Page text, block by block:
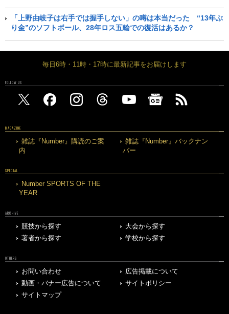
「上野由岐子は右手では握手しない」の噂は本当だった “13年ぶ
り金”のソフトボール、28年ロス五輪での復活はあるか？
毎日6時・11時・17時に最新記事をお届けします
FOLLOW US
MAGAZINE
雑誌『Number』購読のご案
内
雑誌『Number』バックナン
バー
SPECIAL
Number SPORTS OF THE
YEAR
ARCHIVE
競技から探す
大会から探す
著者から探す
学校から探す
OTHERS
お問い合わせ
広告掲載について
動画・バナー広告について
サイトポリシー
サイトマップ